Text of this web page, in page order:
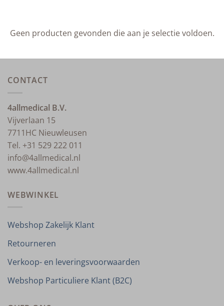
Geen producten gevonden die aan je selectie voldoen.
CONTACT
4allmedical B.V.
Vijverlaan 15
7711HC Nieuwleusen
Tel. +31 529 222 011
info@4allmedical.nl
www.4allmedical.nl
WEBWINKEL
Webshop Zakelijk Klant
Retourneren
Verkoop- en leveringsvoorwaarden
Webshop Particuliere Klant (B2C)